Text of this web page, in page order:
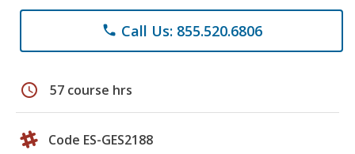
phone Call Us: 855.520.6806
schedule 57 course hrs
Code ES-GES2188